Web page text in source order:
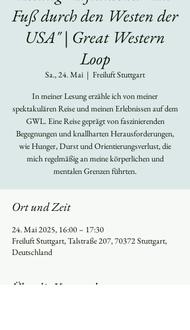
Fuß durch den Westen der
USA" | Great Western
Loop
Sa., 24. Mai
  |
Freiluft Stuttgart
In meiner Lesung erzähle ich von meiner
spektakulären Reise und meinen Erlebnissen auf dem
GWL. Eine Reise geprägt von faszinierenden
Begegnungen und knallharten Herausforderungen,
wie Hunger, Durst und Orientierungsverlust, die
mich regelmäßig an meine körperlichen und
mentalen Grenzen führten.
Ort und Zeit
24. Mai 2025, 16:00 – 17:30
Freiluft Stuttgart, Talstraße 207, 70372 Stuttgart,
Deutschland
Über die Veranstaltung